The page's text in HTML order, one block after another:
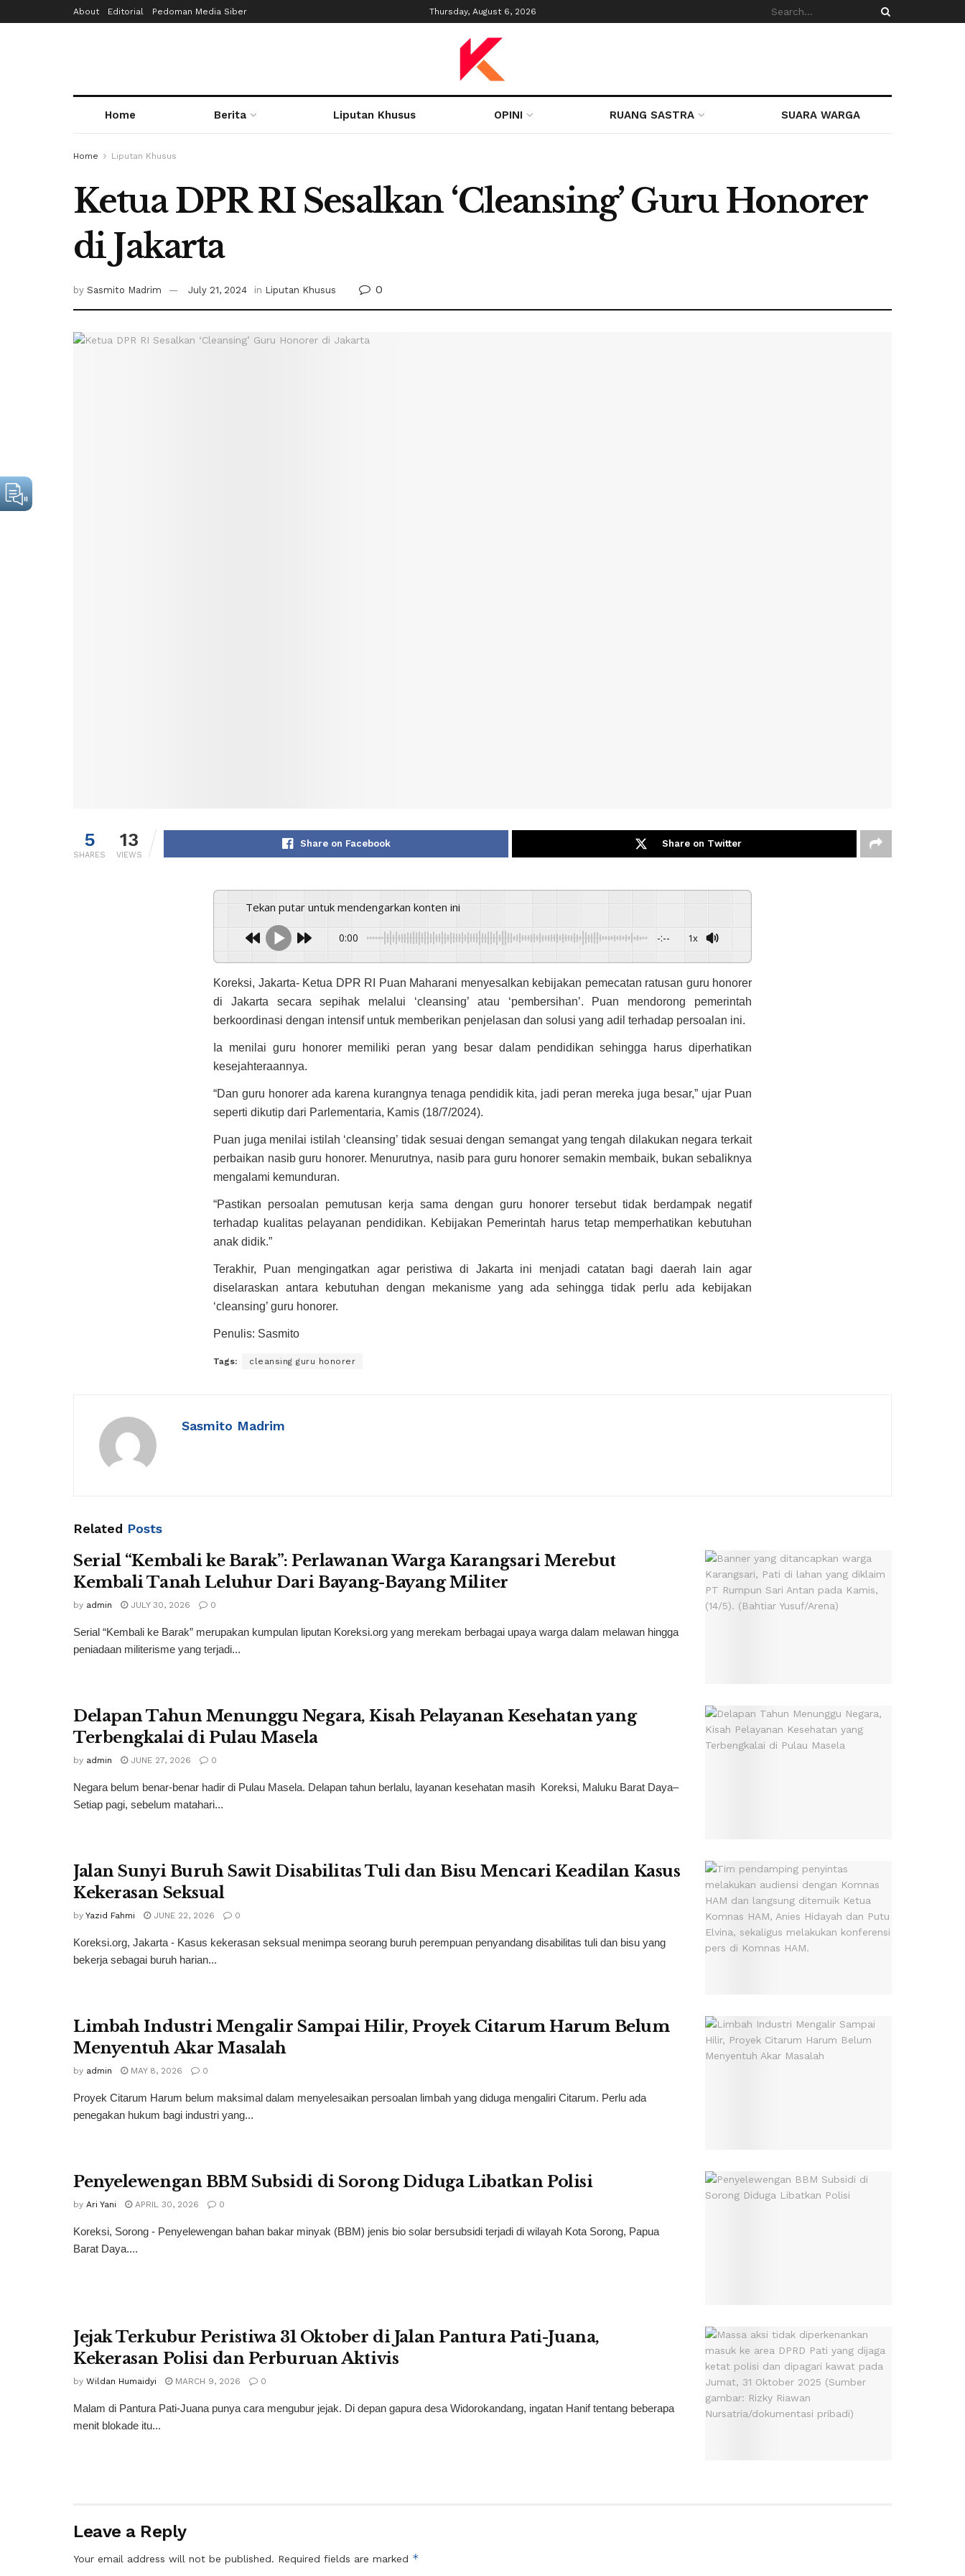
About Editorial Pedoman Media Siber Thursday, August 6, 2026
Home Berita Liputan Khusus OPINI RUANG SASTRA SUARA WARGA
Home Liputan Khusus
Ketua DPR RI Sesalkan ‘Cleansing’ Guru Honorer
di Jakarta
by Sasmito Madrim July 21, 2024 in Liputan Khusus 0
5
SHARES
13
VIEWS
Share on Facebook Share on Twitter
Tekan putar untuk mendengarkan konten ini
0:00 -:-- 1x
Koreksi, Jakarta- Ketua DPR RI Puan Maharani menyesalkan kebijakan pemecatan ratusan guru honorer
di Jakarta secara sepihak melalui ‘cleansing’ atau ‘pembersihan’. Puan mendorong pemerintah
berkoordinasi dengan intensif untuk memberikan penjelasan dan solusi yang adil terhadap persoalan ini.
Ia menilai guru honorer memiliki peran yang besar dalam pendidikan sehingga harus diperhatikan
kesejahteraannya.
“Dan guru honorer ada karena kurangnya tenaga pendidik kita, jadi peran mereka juga besar,” ujar Puan
seperti dikutip dari Parlementaria, Kamis (18/7/2024).
Puan juga menilai istilah ‘cleansing’ tidak sesuai dengan semangat yang tengah dilakukan negara terkait
perbaikan nasib guru honorer. Menurutnya, nasib para guru honorer semakin membaik, bukan sebaliknya
mengalami kemunduran.
“Pastikan persoalan pemutusan kerja sama dengan guru honorer tersebut tidak berdampak negatif
terhadap kualitas pelayanan pendidikan. Kebijakan Pemerintah harus tetap memperhatikan kebutuhan
anak didik.”
Terakhir, Puan mengingatkan agar peristiwa di Jakarta ini menjadi catatan bagi daerah lain agar
diselaraskan antara kebutuhan dengan mekanisme yang ada sehingga tidak perlu ada kebijakan
‘cleansing’ guru honorer.
Penulis: Sasmito
Tags: cleansing guru honorer
Sasmito Madrim
Related Posts
Serial “Kembali ke Barak”: Perlawanan Warga Karangsari Merebut
Kembali Tanah Leluhur Dari Bayang-Bayang Militer
by admin JULY 30, 2026 0
Serial “Kembali ke Barak” merupakan kumpulan liputan Koreksi.org yang merekam berbagai upaya warga dalam melawan hingga
peniadaan militerisme yang terjadi...
Delapan Tahun Menunggu Negara, Kisah Pelayanan Kesehatan yang
Terbengkalai di Pulau Masela
by admin JUNE 27, 2026 0
Negara belum benar-benar hadir di Pulau Masela. Delapan tahun berlalu, layanan kesehatan masih Koreksi, Maluku Barat Daya–
Setiap pagi, sebelum matahari...
Jalan Sunyi Buruh Sawit Disabilitas Tuli dan Bisu Mencari Keadilan Kasus
Kekerasan Seksual
by Yazid Fahmi JUNE 22, 2026 0
Koreksi.org, Jakarta - Kasus kekerasan seksual menimpa seorang buruh perempuan penyandang disabilitas tuli dan bisu yang
bekerja sebagai buruh harian...
Limbah Industri Mengalir Sampai Hilir, Proyek Citarum Harum Belum
Menyentuh Akar Masalah
by admin MAY 8, 2026 0
Proyek Citarum Harum belum maksimal dalam menyelesaikan persoalan limbah yang diduga mengaliri Citarum. Perlu ada
penegakan hukum bagi industri yang...
Penyelewengan BBM Subsidi di Sorong Diduga Libatkan Polisi
by Ari Yani APRIL 30, 2026 0
Koreksi, Sorong - Penyelewengan bahan bakar minyak (BBM) jenis bio solar bersubsidi terjadi di wilayah Kota Sorong, Papua
Barat Daya....
Jejak Terkubur Peristiwa 31 Oktober di Jalan Pantura Pati-Juana,
Kekerasan Polisi dan Perburuan Aktivis
by Wildan Humaidyi MARCH 9, 2026 0
Malam di Pantura Pati-Juana punya cara mengubur jejak. Di depan gapura desa Widorokandang, ingatan Hanif tentang beberapa
menit blokade itu...
Leave a Reply
Your email address will not be published. Required fields are marked *